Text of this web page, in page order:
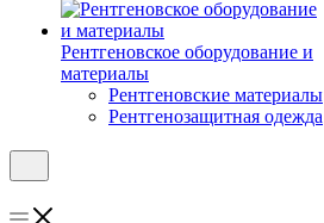
Рентгеновское оборудование и
материалы
Рентгеновские материалы
Рентгенозащитная одежда